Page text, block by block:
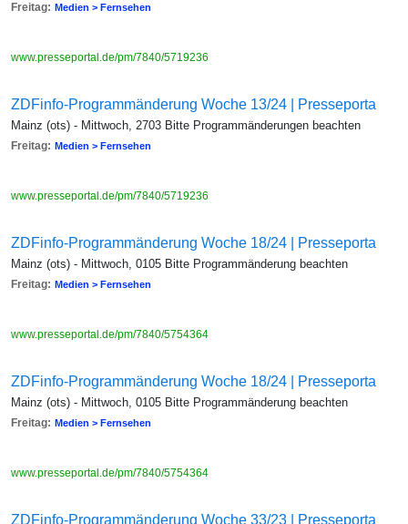
Freitag: Medien > Fernsehen
www.presseportal.de/pm/7840/5719236
ZDFinfo-Programmänderung Woche 13/24 | Presseporta
Mainz (ots) - Mittwoch, 2703 Bitte Programmänderungen beachten
Freitag: Medien > Fernsehen
www.presseportal.de/pm/7840/5719236
ZDFinfo-Programmänderung Woche 18/24 | Presseporta
Mainz (ots) - Mittwoch, 0105 Bitte Programmänderung beachten
Freitag: Medien > Fernsehen
www.presseportal.de/pm/7840/5754364
ZDFinfo-Programmänderung Woche 18/24 | Presseporta
Mainz (ots) - Mittwoch, 0105 Bitte Programmänderung beachten
Freitag: Medien > Fernsehen
www.presseportal.de/pm/7840/5754364
ZDFinfo-Programmänderung Woche 33/23 | Presseporta